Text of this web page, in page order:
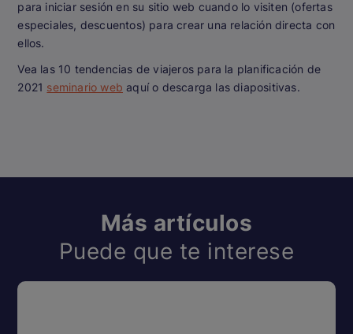
para iniciar sesión en su sitio web cuando lo visiten (ofertas
especiales, descuentos) para crear una relación directa con
ellos.
Vea las 10 tendencias de viajeros para la planificación de
2021 seminario web aquí o descarga las diapositivas.
Más artículos
Puede que te interese